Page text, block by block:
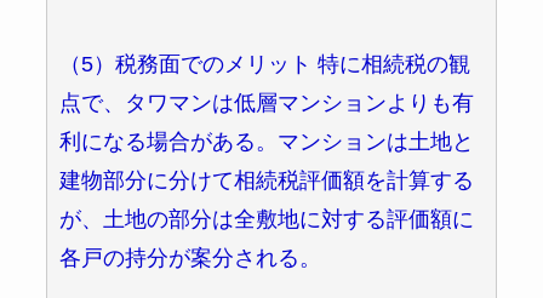
（5）税務面でのメリット 特に相続税の観
点で、タワマンは低層マンションよりも有
利になる場合がある。マンションは土地と
建物部分に分けて相続税評価額を計算する
が、土地の部分は全敷地に対する評価額に
各戸の持分が案分される。